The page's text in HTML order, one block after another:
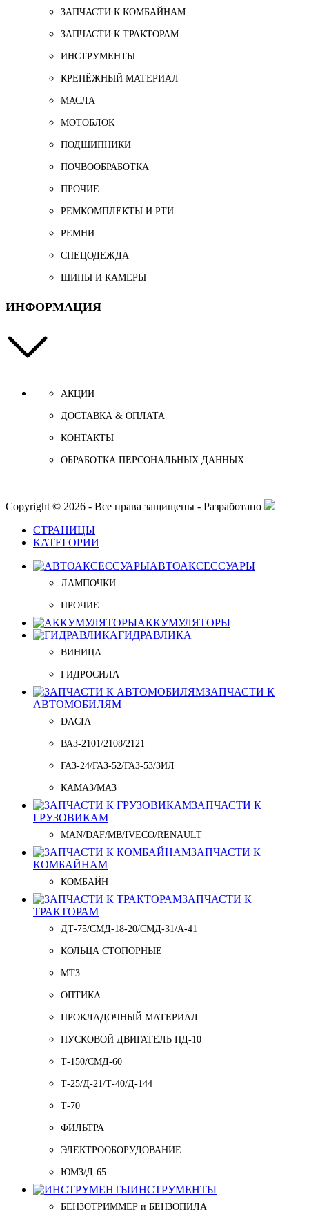
ЗАПЧАСТИ К КОМБАЙНАМ
ЗАПЧАСТИ К ТРАКТОРАМ
ИНСТРУМЕНТЫ
КРЕПЁЖНЫЙ МАТЕРИАЛ
МАСЛА
МОТОБЛОК
ПОДШИПНИКИ
ПОЧВООБРАБОТКА
ПРОЧИЕ
РЕМКОМПЛЕКТЫ И РТИ
РЕМНИ
СПЕЦОДЕЖДА
ШИНЫ И КАМЕРЫ
ИНФОРМАЦИЯ
АКЦИИ
ДОСТАВКА & ОПЛАТА
КОНТАКТЫ
ОБРАБОТКА ПЕРСОНАЛЬНЫХ ДАННЫХ
Copyright © 2026 - Все права защищены - Разработано
СТРАНИЦЫ
КАТЕГОРИИ
АВТОАКСЕССУАРЫ
ЛАМПОЧКИ
ПРОЧИЕ
АККУМУЛЯТОРЫ
ГИДРАВЛИКА
ВИНИЦА
ГИДРОСИЛА
ЗАПЧАСТИ К
АВТОМОБИЛЯМ
DACIA
ВАЗ-2101/2108/2121
ГАЗ-24/ГАЗ-52/ГАЗ-53/ЗИЛ
КАМАЗ/МАЗ
ЗАПЧАСТИ К
ГРУЗОВИКАМ
MAN/DAF/MB/IVECO/RENAULT
ЗАПЧАСТИ К
КОМБАЙНАМ
КОМБАЙН
ЗАПЧАСТИ К
ТРАКТОРАМ
ДТ-75/СМД-18-20/СМД-31/A-41
КОЛЬЦА СТОПОРНЫЕ
МТЗ
ОПТИКА
ПРОКЛАДОЧНЫЙ МАТЕРИАЛ
ПУСКОВОЙ ДВИГАТЕЛЬ ПД-10
Т-150/СМД-60
Т-25/Д-21/Т-40/Д-144
Т-70
ФИЛЬТРА
ЭЛЕКТРООБОРУДОВАНИЕ
ЮМЗ/Д-65
ИНСТРУМЕНТЫ
БЕНЗОТРИММЕР и БЕНЗОПИЛА